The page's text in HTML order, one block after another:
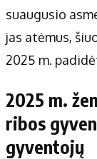
suaugusio
jas atėmus,
2025 m.
2025 m.
ribos
gyventojų